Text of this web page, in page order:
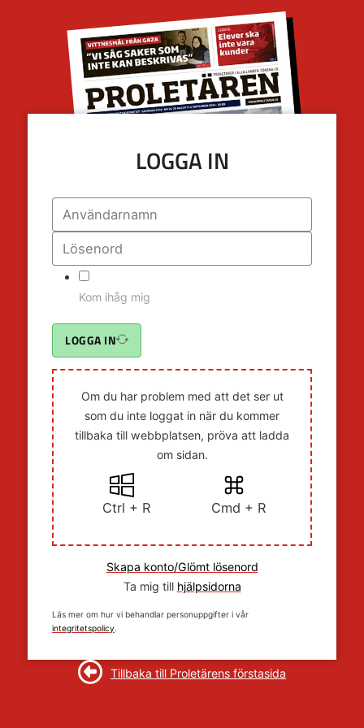
LOGGA IN
Kom ihåg mig
LOGGA IN
Om du har problem med att det ser ut
som du inte loggat in när du kommer
tillbaka till webbplatsen, pröva att ladda
om sidan.
Ctrl + R Cmd + R
Skapa konto/Glömt lösenord
Ta mig till hjälpsidorna
Läs mer om hur vi behandlar personuppgifter i vår
integritetspolicy.
Tillbaka till Proletärens förstasida